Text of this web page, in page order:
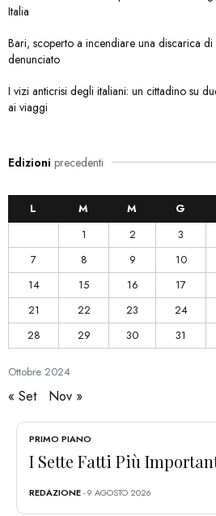
Italia
Bari, scoperto a incendiare una discarica
denunciato
I vizi anticrisi degli italiani: un cittadino su
ai viaggi
Edizioni precedenti
Ottobre 2024
L M M G
1
2 3
7
8 9 10
14
15 16 17
21
22 23 24
28
29 30 31
« Set Nov »
PRIMO PIANO
I Sette Fatti Più
REDAZIONE- 9 AGOSTO 2026